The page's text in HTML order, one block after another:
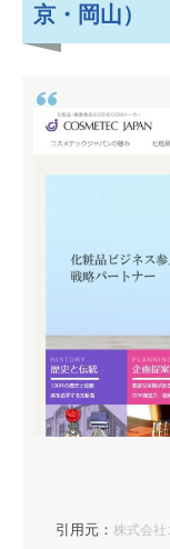
京・岡山）
引用元： 株式会社